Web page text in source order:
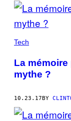
POSTS
BY
THIS
Tech
La
mythe ?
10.23.17BY